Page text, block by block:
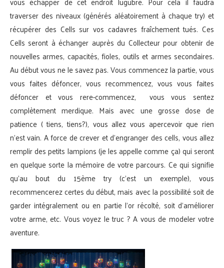
traverser des niveaux (générés aléatoirement à chaque try) et
récupérer des Cells sur vos cadavres fraîchement tués. Ces
Cells seront à échanger auprès du Collecteur pour obtenir de
nouvelles armes, capacités, fioles, outils et armes secondaires.
Au début vous ne le savez pas. Vous commencez la partie, vous
vous faites défoncer, vous recommencez, vous vous faites
défoncer et vous rere-commencez, vous vous sentez
complètement merdique. Mais avec une grosse dose de
patience ( tiens, tiens?), vous allez vous apercevoir que rien
n’est vain. A force de crever et d’engranger des cells, vous allez
remplir des petits lampions (je les appelle comme ça) qui seront
en quelque sorte la mémoire de votre parcours. Ce qui signifie
qu’au bout du 15ème try (c’est un exemple), vous
recommencerez certes du début, mais avec la possibilité soit de
garder intégralement ou en partie l’or récolté, soit d’améliorer
votre arme, etc. Vous voyez le truc ? A vous de modeler votre
aventure.